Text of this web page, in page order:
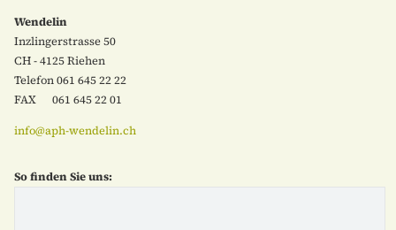
Wendelin
Inzlingerstrasse 50
CH - 4125 Riehen
Telefon 061 645 22 22
FAX 061 645 22 01
info@aph-wendelin.ch
So finden Sie uns: